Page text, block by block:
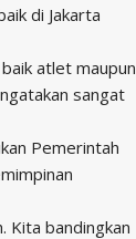
di Jakarta
atlet maupun
sangat
Pemerintah
Kita bandingkan